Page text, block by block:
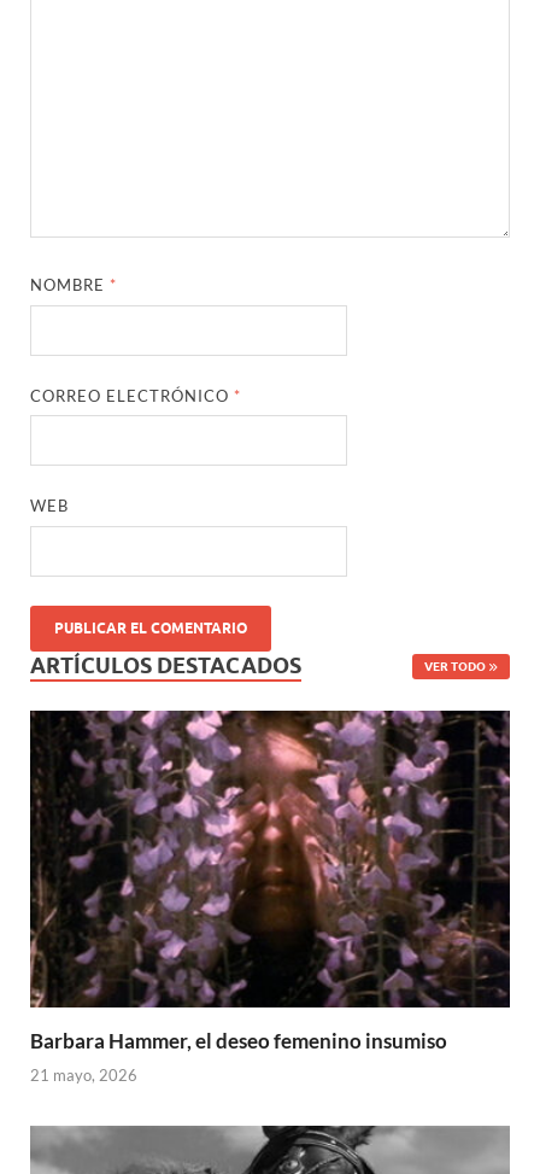
NOMBRE *
CORREO ELECTRÓNICO *
WEB
ARTÍCULOS DESTACADOS VER TODO
Barbara Hammer, el deseo femenino insumiso
21 mayo, 2026